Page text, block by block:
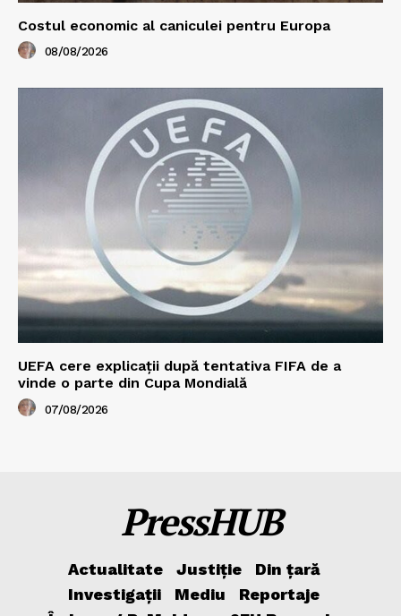
Costul economic al caniculei pentru Europa
08/08/2026
UEFA cere explicații după tentativa FIFA de a
vinde o parte din Cupa Mondială
07/08/2026
PressHUB
Actualitate Justiție
Din țară
Investigații
Mediu
Reportaje